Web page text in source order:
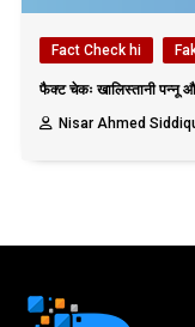
Fact Check hi
फैक्ट चेकः खालिस्तानी पन्नू
Nisar Ahmed